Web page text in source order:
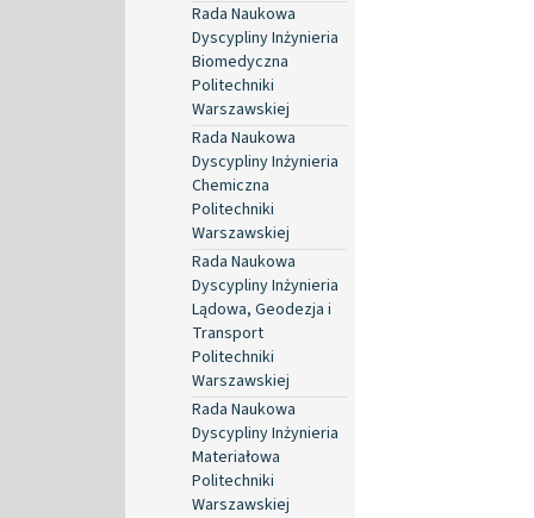
Rada Naukowa
Dyscypliny Inżynieria
Biomedyczna
Politechniki
Warszawskiej
Rada Naukowa
Dyscypliny Inżynieria
Chemiczna
Politechniki
Warszawskiej
Rada Naukowa
Dyscypliny Inżynieria
Lądowa, Geodezja i
Transport
Politechniki
Warszawskiej
Rada Naukowa
Dyscypliny Inżynieria
Materiałowa
Politechniki
Warszawskiej